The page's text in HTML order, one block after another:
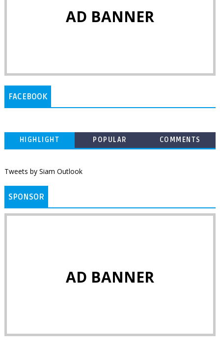
AD BANNER
FACEBOOK
HIGHLIGHT POPULAR COMMENTS
Tweets by Siam Outlook
SPONSOR
AD BANNER